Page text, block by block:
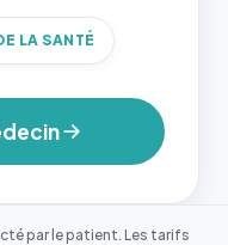
LA SANTÉ
par le patient. Les tarifs